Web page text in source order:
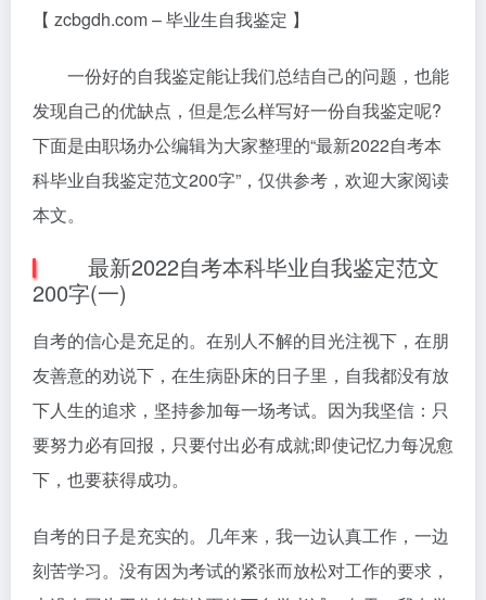
【 zcbgdh.com – 毕业生自我鉴定 】
一份好的自我鉴定能让我们总结自己的问题，也能
发现自己的优缺点，但是怎么样写好一份自我鉴定呢?
下面是由职场办公编辑为大家整理的“最新2022自考本
科毕业自我鉴定范文200字”，仅供参考，欢迎大家阅读
本文。
最新2022自考本科毕业自我鉴定范文
200字(一)
自考的信心是充足的。在别人不解的目光注视下，在朋
友善意的劝说下，在生病卧床的日子里，自我都没有放
下人生的追求，坚持参加每一场考试。因为我坚信：只
要努力必有回报，只要付出必有成就;即使记忆力每况愈
下，也要获得成功。
自考的日子是充实的。几年来，我一边认真工作，一边
刻苦学习。没有因为考试的紧张而放松对工作的要求，